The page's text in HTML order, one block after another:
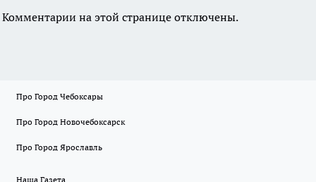
Комментарии на этой странице отключены.
Про Город Чебоксары
Про Город Новочебоксарск
Про Город Ярославль
Наша Газета